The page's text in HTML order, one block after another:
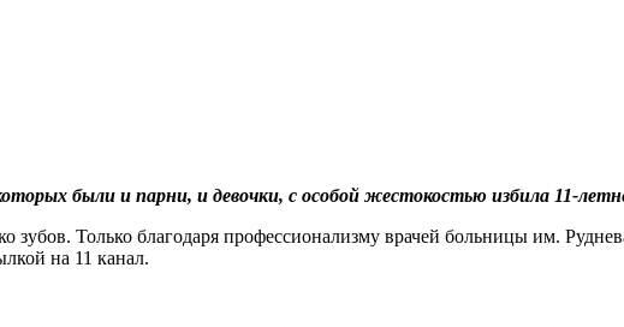
были и парни, и девочки, с особой жестокостью избила 11-
зубов. Только благодаря профессионализму врачей больницы им.
на 11 канал.